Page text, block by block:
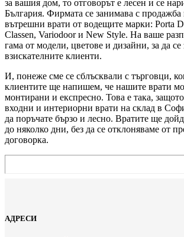
за вашия дом, то отговорът е лесен и се
България. Фирмата се занимава с
вътрешни врати от водещите марки: Porta
Classen, Variodoor и New Style. На ваше
гама от модели, цветове и дизайни, за да
взискателните клиенти.
И, понеже сме се сблъсквали с търговци,
клиентите ще напишем, че нашите врати
монтирани и експресно. Това е така,
входни и интериорни врати на склад в
да поръчате бързо и лесно. Вратите ще
до няколко дни, без да се отклоняваме от
договорка.
АДРЕСИ